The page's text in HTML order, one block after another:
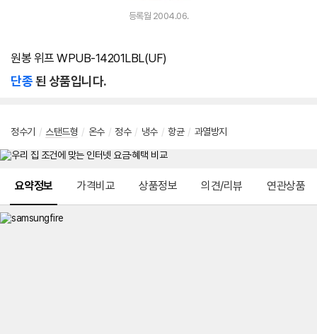
등록월 2004.06.
원봉 위프 WPUB-14201LBL(UF)
단종된 상품입니다.
정수기 / 스탠드형 / 온수 / 정수 / 냉수 / 항균 / 과열방지
요약정보 가격비교 상품정보 의견/리뷰 연관상품